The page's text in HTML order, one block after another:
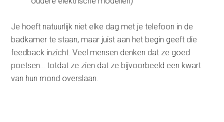
Je hoeft natuurlijk niet elke dag met je telefoon in de
badkamer te staan, maar juist aan het begin geeft die
feedback inzicht. Veel mensen denken dat ze goed
poetsen… totdat ze zien dat ze bijvoorbeeld een kwart
van hun mond overslaan.